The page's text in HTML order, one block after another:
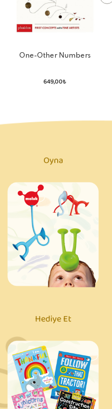
One-Other Numbers
649,00₺
Oyna
Hediye Et